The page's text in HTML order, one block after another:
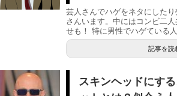
芸人さんでハゲをネタにしたり
さんいます。中にはコンビ二
せも！ 特に男性でハゲている人
記事を読
スキンヘッドにす